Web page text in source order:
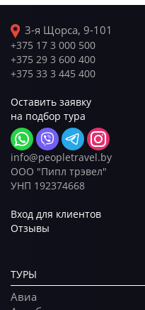
3-я Щорса, 9-101
+375 17 3 000 500
+375 29 3 600 400
+375 33 3 445 400
Оставить заявку
на подбор тура
info@peopletravel.by
ООО "Пипл трэвел"
УНП 192374668
Вход для клиентов
Отзывы
ТУРЫ
Авиа